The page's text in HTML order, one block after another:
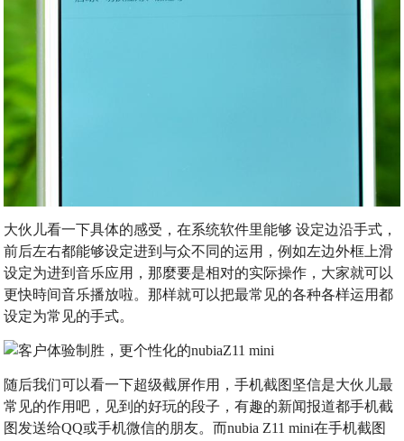
大伙儿看一下具体的感受，在系统软件里能够 设定边沿手式，
前后左右都能够设定进到与众不同的运用，例如左边外框上滑
设定为进到音乐应用，那麼要是相对的实际操作，大家就可以
更快時间音乐播放啦。那样就可以把最常见的各种各样运用都
设定为常见的手式。
随后我们可以看一下超级截屏作用，手机截图坚信是大伙儿最
常见的作用吧，见到的好玩的段子，有趣的新闻报道都手机截
图发送给QQ或手机微信的朋友。而nubia Z11 mini在手机截图